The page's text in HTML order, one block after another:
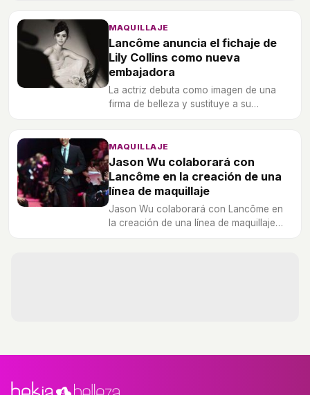
MAQUILLAJE
Lancôme anuncia el fichaje de
Lily Collins como nueva
embajadora
La actriz debuta como imagen de una
firma de belleza y sustituye a su
MAQUILLAJE
Jason Wu colaborará con
Lancôme en la creación de una
línea de maquillaje
Jason Wu colaborará con Lancôme en
la creación de una línea de maquillaje